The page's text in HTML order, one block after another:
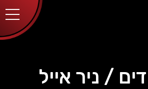
/ ניר אייל